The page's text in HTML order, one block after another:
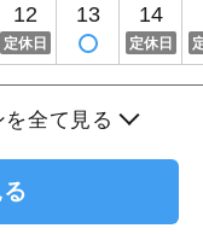
12
定休日
13 14
定休日
全て見る